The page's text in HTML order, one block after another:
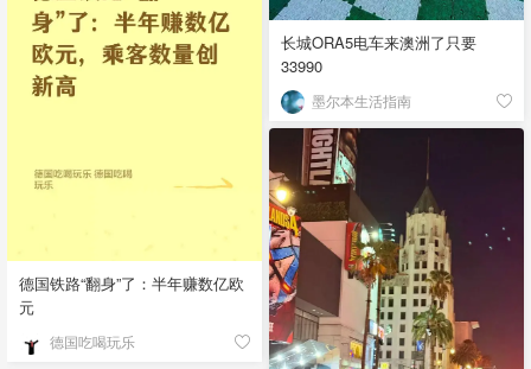
长城ORA5电车来澳洲了只要
33990
墨尔本生活指南
德国铁路“翻身”了：半年赚数亿欧
元
德国吃喝玩乐